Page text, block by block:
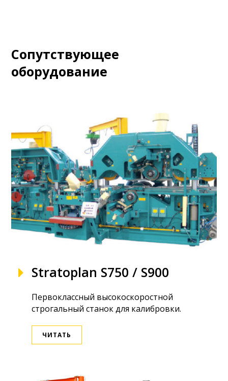
Сопутствующее
оборудование
Stratoplan S750 / S900
Первоклассный высокоскоростной
строгальный станок для калибровки.
ЧИТАТЬ